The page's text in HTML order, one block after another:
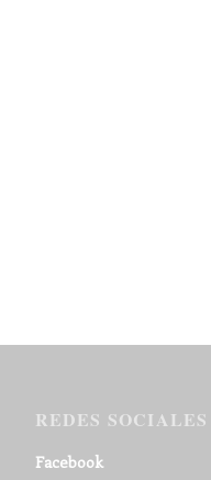
REDES SOCIALES
Facebook